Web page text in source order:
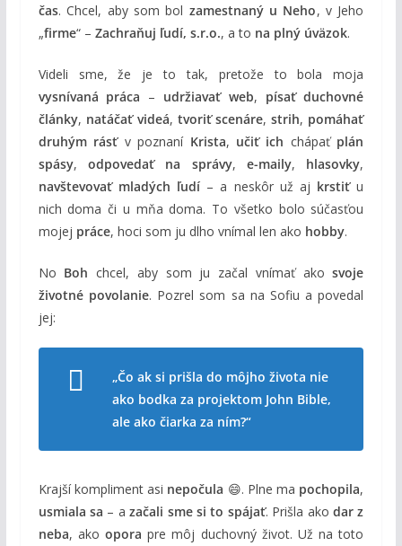
čas. Chcel, aby som bol zamestnaný u Neho, v Jeho
„firme“ – Zachraňuj ľudí, s.r.o., a to na plný úväzok.
Videli sme, že je to tak, pretože to bola moja
vysnívaná práca – udržiavať web, písať duchovné
články, natáčať videá, tvoriť scenáre,strih, pomáhať
druhým rásťv poznaní Krista, učiť ich chápať plán
spásy,odpovedať na správy, e-maily, hlasovky,
navštevovať mladých ľudí – a neskôr už aj krstiťu
nich doma či u mňa doma. To všetko bolo súčasťou
mojej práce, hoci som ju dlho vnímal len ako hobby.
No Boh chcel, aby som ju začal vnímať akosvoje
životné povolanie. Pozrel som sa na Sofiu a povedal
jej:
„Čo ak si prišla do môjho života nie
ako bodka za projektom John Bible,
ale ako čiarka za ním?“
Krajší kompliment asi nepočula 😄. Plne ma pochopila,
usmiala sa – azačali sme si to spájať. Prišla ako dar z
neba, akoopora pre môj duchovný život. Už na toto